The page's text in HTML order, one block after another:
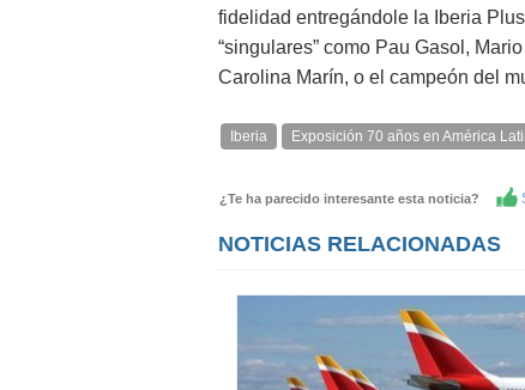
fidelidad entregándole la Iberia
“singulares” como Pau Gasol,
Carolina Marín, o el campeón del
Iberia Exposición 70 años en América
¿Te ha parecido interesante esta noticia?
NOTICIAS RELACIONADAS